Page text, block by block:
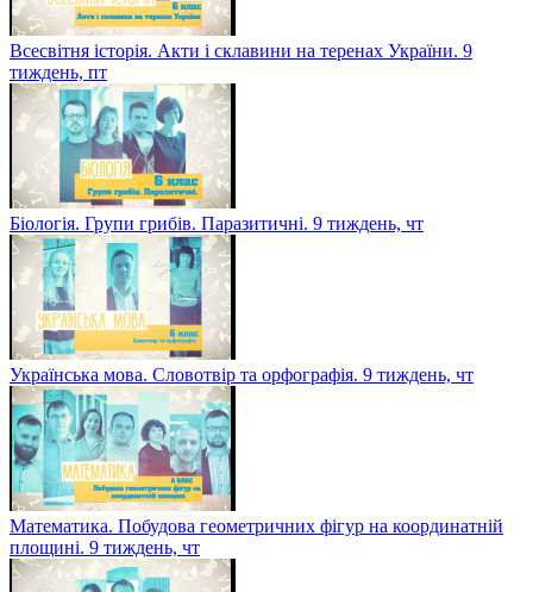
Всесвітня історія. Акти і склавини на теренах України. 9
тиждень, пт
Біологія. Групи грибів. Паразитичні. 9 тиждень, чт
Українська мова. Словотвір та орфографія. 9 тиждень, чт
Математика. Побудова геометричних фігур на координатній
площині. 9 тиждень, чт